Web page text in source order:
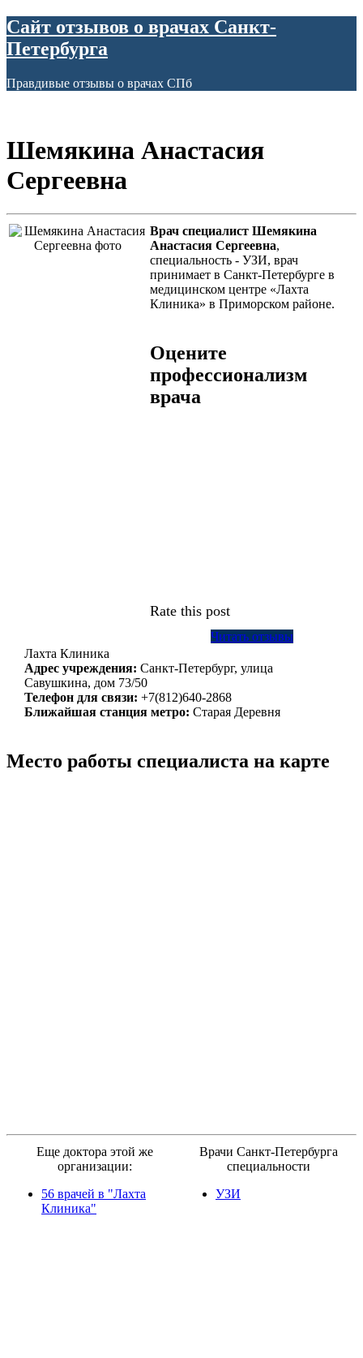
Сайт отзывов о врачах Санкт-
Петербурга
Правдивые отзывы о врачах СПб
Шемякина Анастасия
Сергеевна
Врач специалист Шемякина
Анастасия Сергеевна,
специальность - УЗИ, врач
принимает в Санкт-Петербурге в
медицинском центре «Лахта
Клиника» в Приморском районе.
Оцените
профессионализм
врача
Rate this post
Читать отзывы
Лахта Клиника
Адрес учреждения: Санкт-Петербург, улица
Савушкина, дом 73/50
Телефон для связи: +7(812)640-2868
Ближайшая станция метро: Старая Деревня
Место работы специалиста на карте
Еще доктора этой же
организации:
56 врачей в "Лахта
Клиника"
Врачи Санкт-Петербурга
специальности
УЗИ